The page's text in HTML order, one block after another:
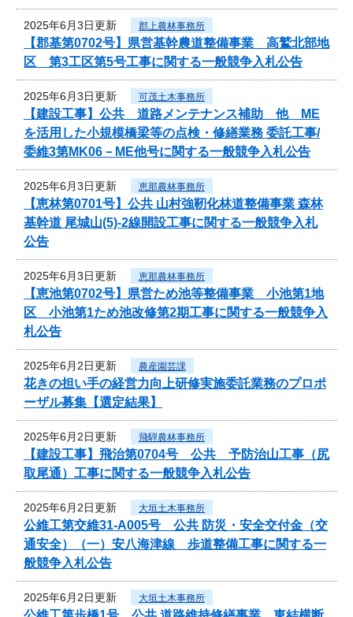
2025年6月3日更新 郡上農林事務所
【郡基第0702号】県営基幹農道整備事業 高鷲北部地
区 第3工区第5号工事に関する一般競争入札公告
2025年6月3日更新 可茂土木事務所
【建設工事】公共 道路メンテナンス補助 他 ME
を活用した小規模橋梁等の点検・修繕業務 委託工事/
委維3第MK06－ME他号に関する一般競争入札公告
2025年6月3日更新 恵那農林事務所
【恵林第0701号】公共 山村強靭化林道整備事業 森林
基幹道 尾城山(5)-2線開設工事に関する一般競争入札
公告
2025年6月3日更新 恵那農林事務所
【恵池第0702号】県営ため池等整備事業 小池第1地
区 小池第1ため池改修第2期工事に関する一般競争入
札公告
2025年6月2日更新 農産園芸課
花きの担い手の経営力向上研修実施委託業務のプロポ
ーザル募集【選定結果】
2025年6月2日更新 飛騨農林事務所
【建設工事】飛治第0704号 公共 予防治山工事（尻
取尾通）工事に関する一般競争入札公告
2025年6月2日更新 大垣土木事務所
公維工第交維31-A005号 公共 防災・安全交付金（交
通安全）（一）安八海津線 歩道整備工事に関する一
般競争入札公告
2025年6月2日更新 大垣土木事務所